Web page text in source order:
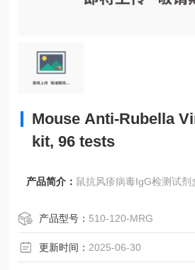
Mouse Anti-Rubella
kit, 96 tests
产品简介： 鼠抗风疹病毒IgG检测试剂
产品型号： 510-120-MRG
更新时间： 2025-06-30